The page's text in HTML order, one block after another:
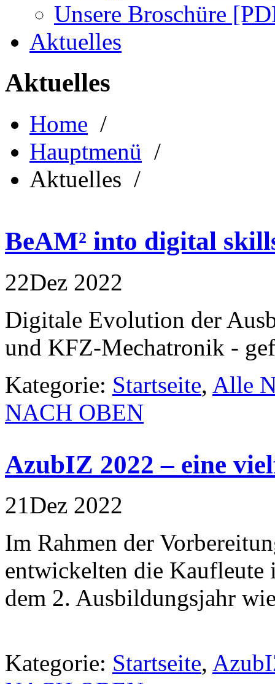
Unsere Broschüre
Aktuelles
Aktuelles
Home /
Hauptmenü /
Aktuelles /
BeAM² into digital
22Dez 2022
Digitale Evolution der
und KFZ-Mechatronik -
Kategorie: Startseite, Alle
NACH OBEN
AzubIZ 2022 – eine
21Dez 2022
Im Rahmen der
entwickelten die Kaufleute
dem 2. Ausbildungsjahr
Kategorie: Startseite,